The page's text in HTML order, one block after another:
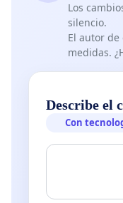
Los
silencio.
El autor de
medidas.
Describe el
Con